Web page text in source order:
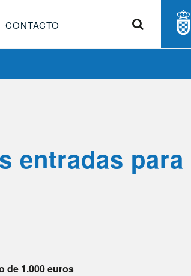
Buscar
CONTACTO
entradas para
de 1.000 euros